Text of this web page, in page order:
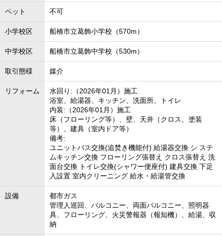
ペット 不可
小学校区 船橋市立葛飾小学校（570m）
中学校区 船橋市立葛飾中学校（530m）
取引態様 媒介
リフォーム
水回り:（2026年01月）施工
浴室、給湯器、キッチン、洗面所、トイレ
内装:（2026年01月）施工
床（フローリング等）、壁、天井（クロス、塗装
等）、建具（室内ドア等）
備考:
ユニットバス交換(追焚き機能付) 給湯器交換 シ ステ
ムキッチン交換 フローリング張替え クロス張替え 洗
面台交換 トイレ交換(シャワー便座付) 建具交換 下足
入設置 室内クリーニング 給水・給湯管交換
設備
都市ガス
管理人巡回、バルコニー、両面バルコニー、照明器
具、フローリング、火災警報器（報知機）、給湯、収
納